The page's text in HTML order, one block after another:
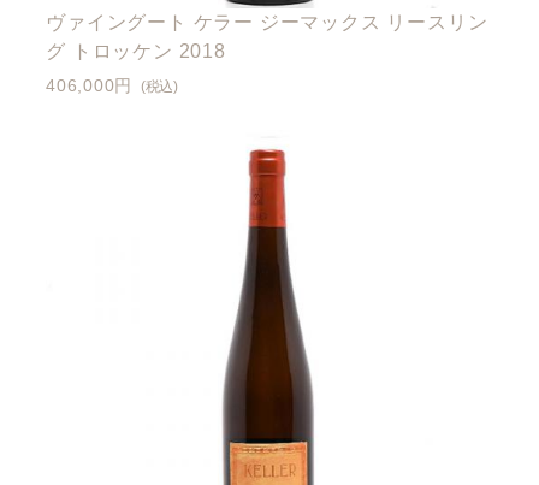
ヴァイングート ケラー ジーマックス リースリン
グ トロッケン 2018
406,000円 (税込)